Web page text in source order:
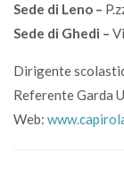
Sede di Leno –
Sede di Ghedi –
Dirigente
Referente Garda
Web: